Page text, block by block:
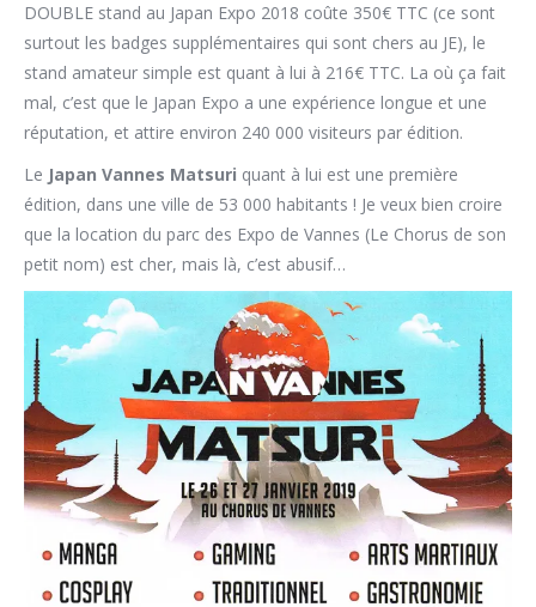
DOUBLE stand au Japan Expo 2018 coûte 350€ TTC (ce sont
surtout les badges supplémentaires qui sont chers au JE), le
stand amateur simple est quant à lui à 216€ TTC. La où ça fait
mal, c’est que le Japan Expo a une expérience longue et une
réputation, et attire environ 240 000 visiteurs par édition.
Le Japan Vannes Matsuri quant à lui est une première
édition, dans une ville de 53 000 habitants ! Je veux bien croire
que la location du parc des Expo de Vannes (Le Chorus de son
petit nom) est cher, mais là, c’est abusif…